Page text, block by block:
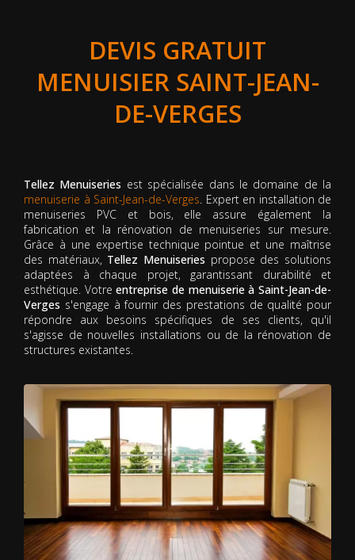
DEVIS GRATUIT
MENUISIER SAINT-JEAN-
DE-VERGES
Tellez Menuiseries est spécialisée dans le domaine de la
menuiserie à Saint-Jean-de-Verges. Expert en installation de
menuiseries PVC et bois, elle assure également la
fabrication et la rénovation de menuiseries sur mesure.
Grâce à une expertise technique pointue et une maîtrise
des matériaux, Tellez Menuiseries propose des solutions
adaptées à chaque projet, garantissant durabilité et
esthétique. Votreentreprise de menuiserie à Saint-Jean-de-
Verges s'engage à fournir des prestations de qualité pour
répondre aux besoins spécifiques de ses clients, qu'il
s'agisse de nouvelles installations ou de la rénovation de
structures existantes.